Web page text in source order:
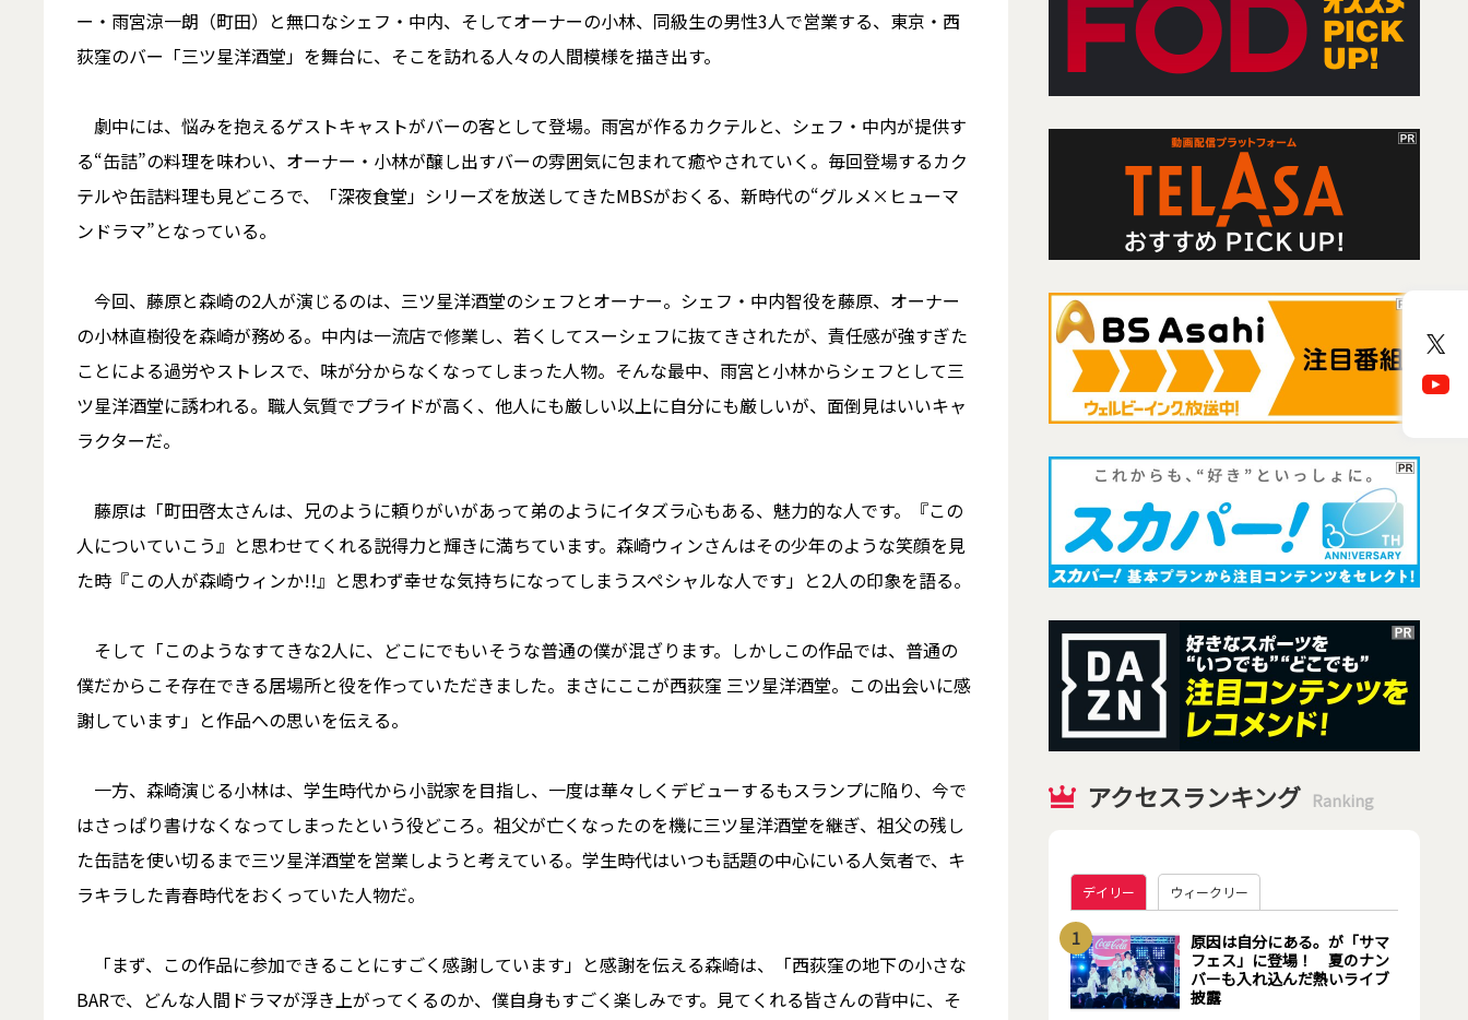
ー・雨宮涼一朗（町田）と無口なシェフ・中内、そしてオーナーの小林、同級生の男性3人で営業する、東京・西
荻窪のバー「三ツ星洋酒堂」を舞台に、そこを訪れる人々の人間模様を描き出す。
劇中には、悩みを抱えるゲストキャストがバーの客として登場。雨宮が作るカクテルと、シェフ・中内が提供す
る“缶詰”の料理を味わい、オーナー・小林が醸し出すバーの雰囲気に包まれて癒やされていく。毎回登場するカク
テルや缶詰料理も見どころで、「深夜食堂」シリーズを放送してきたMBSがおくる、新時代の“グルメ×ヒューマ
ンドラマ”となっている。
今回、藤原と森崎の2人が演じるのは、三ツ星洋酒堂のシェフとオーナー。シェフ・中内智役を藤原、オーナー
の小林直樹役を森崎が務める。中内は一流店で修業し、若くしてスーシェフに抜てきされたが、責任感が強すぎた
ことによる過労やストレスで、味が分からなくなってしまった人物。そんな最中、雨宮と小林からシェフとして三
ツ星洋酒堂に誘われる。職人気質でプライドが高く、他人にも厳しい以上に自分にも厳しいが、面倒見はいいキャ
ラクターだ。
藤原は「町田啓太さんは、兄のように頼りがいがあって弟のようにイタズラ心もある、魅力的な人です。『この
人についていこう』と思わせてくれる説得力と輝きに満ちています。森崎ウィンさんはその少年のような笑顔を見
た時『この人が森崎ウィンか!!』と思わず幸せな気持ちになってしまうスペシャルな人です」と2人の印象を語る。
そして「このようなすてきな2人に、どこにでもいそうな普通の僕が混ざります。しかしこの作品では、普通の
僕だからこそ存在できる居場所と役を作っていただきました。まさにここが西荻窪 三ツ星洋酒堂。この出会いに感
謝しています」と作品への思いを伝える。
一方、森崎演じる小林は、学生時代から小説家を目指し、一度は華々しくデビューするもスランプに陥り、今で
はさっぱり書けなくなってしまったという役どころ。祖父が亡くなったのを機に三ツ星洋酒堂を継ぎ、祖父の残し
た缶詰を使い切るまで三ツ星洋酒堂を営業しようと考えている。学生時代はいつも話題の中心にいる人気者で、キ
ラキラした青春時代をおくっていた人物だ。
「まず、この作品に参加できることにすごく感謝しています」と感謝を伝える森崎は、「西荻窪の地下の小さな
BARで、どんな人間ドラマが浮き上がってくるのか、僕自身もすごく楽しみです。見てくれる皆さんの背中に、そ
アクセスランキング Ranking
デイリー ウィークリー
1
原因は自分にある。が「サマ
フェス」に登場！ 夏のナン
バーも入れ込んだ熱いライブ
披露